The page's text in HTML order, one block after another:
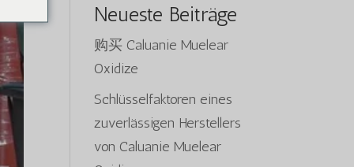
Neueste Beiträge
购买 Caluanie Muelear
Oxidize
Schlüsselfaktoren eines
zuverlässigen Herstellers
von Caluanie Muelear